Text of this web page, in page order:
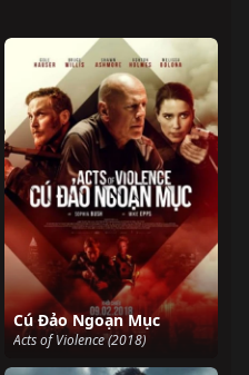
Cú Đảo Ngoạn Mục
Acts of Violence (2018)